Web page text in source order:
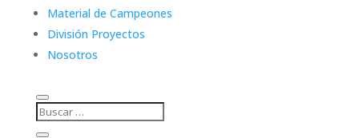
Material de Campeones
División Proyectos
Nosotros